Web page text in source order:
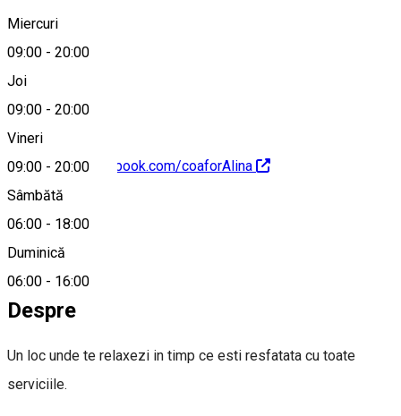
Miercuri
09:00 - 20:00
Joi
09:00 - 20:00
Vineri
09:00 - 20:00
Sâmbătă
06:00 - 18:00
Duminică
06:00 - 16:00
https://www.facebook.com/coaforAlina
0771766729
Despre
Un loc unde te relaxezi in timp ce esti resfatata cu toate
serviciile.